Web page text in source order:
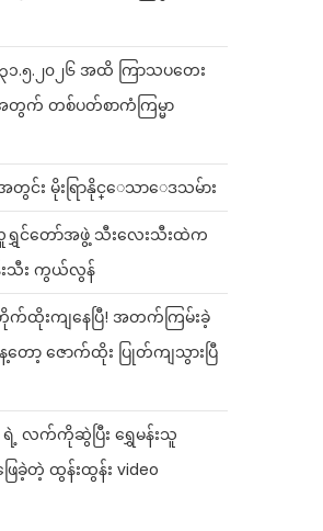
၃၁.၅.၂၀၂၆ အထိ ကြာသပတေး
အတွက် တစ်ပတ်စာကံကြမ္မာ
တွင်း မိုးရြာနိုင္ေသာေဒသမ်ား
ရွှင်တော်အဖွဲ့ သီးလေးသီးထဲက
သီး ကွယ်လွန်
ထိုးကျနေပြီ! အတက်ကြမ်းခဲ့
တော့ ဇောက်ထိုး ပြုတ်ကျသွားပြီ
ရဲ့ လက်ကိုဆွဲပြီး ရွှေမန်းသူ
ြေခဲ့တဲ့ ထွန်းထွန်း video